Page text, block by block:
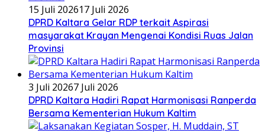
15 Juli 202617 Juli 2026
DPRD Kaltara Gelar RDP terkait Aspirasi
masyarakat Krayan Mengenai Kondisi Ruas Jalan
Provinsi
3 Juli 20267 Juli 2026
DPRD Kaltara Hadiri Rapat Harmonisasi Ranperda
Bersama Kementerian Hukum Kaltim